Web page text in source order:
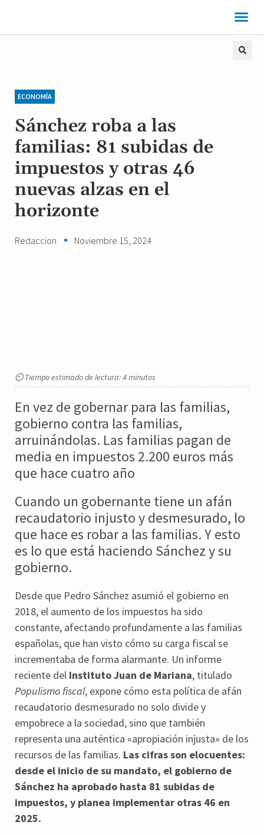
ECONOMÍA
Sánchez roba a las
familias: 81 subidas de
impuestos y otras 46
nuevas alzas en el
horizonte
Redaccion Noviembre 15, 2024
⏲ Tiempo estimado de lectura: 4 minutos
En vez de gobernar para las familias,
gobierno contra las familias,
arruinándolas. Las familias pagan de
media en impuestos 2.200 euros más
que hace cuatro año
Cuando un gobernante tiene un afán
recaudatorio injusto y desmesurado, lo
que hace es robar a las familias. Y esto
es lo que está haciendo Sánchez y su
gobierno.
Desde que Pedro Sánchez asumió el gobierno en
2018, el aumento de los impuestos ha sido
constante, afectando profundamente a las familias
españolas, que han visto cómo su carga fiscal se
incrementaba de forma alarmante. Un informe
reciente del Instituto Juan de Mariana, titulado
Populismo fiscal, expone cómo esta política de afán
recaudatorio desmesurado no solo divide y
empobrece a la sociedad, sino que también
representa una auténtica «apropiación injusta» de los
recursos de las familias. Las cifras son elocuentes:
desde el inicio de su mandato, el gobierno de
Sánchez ha aprobado hasta 81 subidas de
impuestos, y planea implementar otras 46 en
2025.